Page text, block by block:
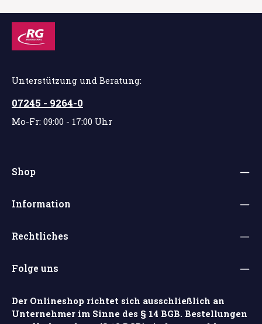
Unterstützung und Beratung:
07245 - 9264-0
Mo-Fr: 09:00 - 17:00 Uhr
Shop
Information
Rechtliches
Folge uns
Der Onlineshop richtet sich ausschließlich an
Unternehmer im Sinne des § 14 BGB. Bestellungen